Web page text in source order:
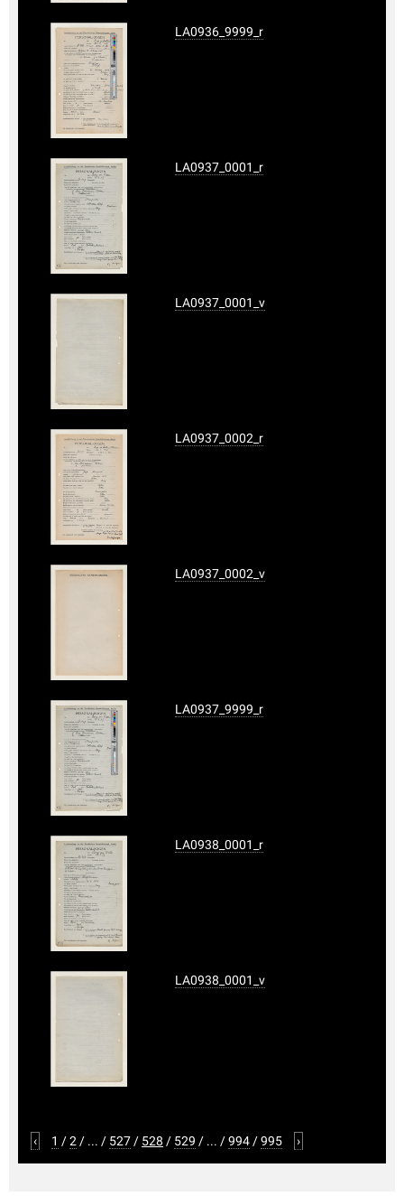
LA0936_9999_r
LA0937_0001_r
LA0937_0001_v
LA0937_0002_r
LA0937_0002_v
LA0937_9999_r
LA0938_0001_r
LA0938_0001_v
‹ 1 /2 / ... / 527 / 528 / 529 / ... /994 /995 ›